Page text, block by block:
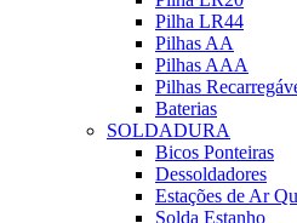
Pilha LR44
Pilhas AA
Pilhas AAA
Pilhas
Baterias
SOLDADURA
Bicos Ponteiras
Dessoldadores
Estações de Ar
Solda Estanho